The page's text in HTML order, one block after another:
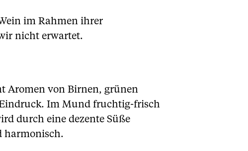
im Rahmen ihrer
nicht erwartet.
Aromen von Birnen, grünen
Im Mund fruchtig-frisch
durch eine dezente Süße
harmonisch.